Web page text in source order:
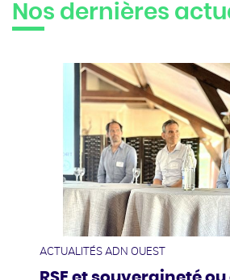
Nos dernières
ACTUALITÉS ADN OUEST